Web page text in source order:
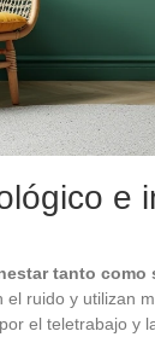
e
tanto como
ruido y utilizan
el teletrabajo y